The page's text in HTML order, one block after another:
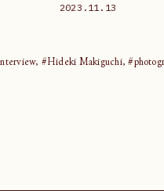
2023.11.13
#Hideki Makiguchi,